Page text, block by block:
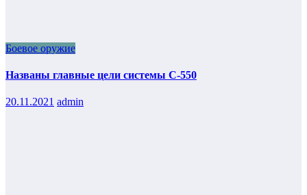
Боевое оружие
Названы главные цели системы С-550
20.11.2021 admin